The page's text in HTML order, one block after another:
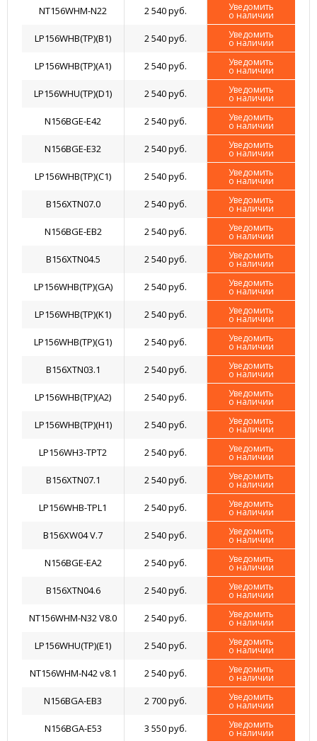
NT156WHM-N22 2 540 руб. Уведомить
о наличии
LP156WHB(TP)(B1) 2 540 руб. Уведомить
о наличии
LP156WHB(TP)(A1) 2 540 руб. Уведомить
о наличии
LP156WHU(TP)(D1) 2 540 руб. Уведомить
о наличии
N156BGE-E42 2 540 руб. Уведомить
о наличии
N156BGE-E32 2 540 руб. Уведомить
о наличии
LP156WHB(TP)(C1) 2 540 руб. Уведомить
о наличии
B156XTN07.0 2 540 руб. Уведомить
о наличии
N156BGE-EB2 2 540 руб. Уведомить
о наличии
B156XTN04.5 2 540 руб. Уведомить
о наличии
LP156WHB(TP)(GA) 2 540 руб. Уведомить
о наличии
LP156WHB(TP)(K1) 2 540 руб. Уведомить
о наличии
LP156WHB(TP)(G1) 2 540 руб. Уведомить
о наличии
B156XTN03.1 2 540 руб. Уведомить
о наличии
LP156WHB(TP)(A2) 2 540 руб. Уведомить
о наличии
LP156WHB(TP)(H1) 2 540 руб. Уведомить
о наличии
LP156WH3-TPT2 2 540 руб. Уведомить
о наличии
B156XTN07.1 2 540 руб. Уведомить
о наличии
LP156WHB-TPL1 2 540 руб. Уведомить
о наличии
B156XW04 V.7 2 540 руб. Уведомить
о наличии
N156BGE-EA2 2 540 руб. Уведомить
о наличии
B156XTN04.6 2 540 руб. Уведомить
о наличии
NT156WHM-N32 V8.0 2 540 руб. Уведомить
о наличии
LP156WHU(TP)(E1) 2 540 руб. Уведомить
о наличии
NT156WHM-N42 v8.1 2 540 руб. Уведомить
о наличии
N156BGA-EB3 2 700 руб. Уведомить
о наличии
N156BGA-E53 3 550 руб. Уведомить
о наличии